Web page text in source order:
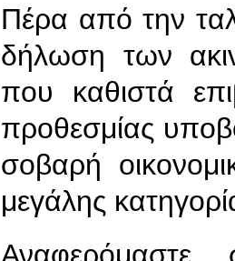
Πέρα από την
δήλωση των
που καθιστά
προθεσμίας
σοβαρή
μεγάλης